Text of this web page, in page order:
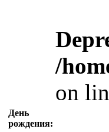
День
рождения:
/
on